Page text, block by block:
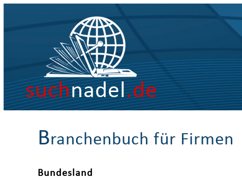
suchnadel.de
Branchenbuch für Firmen
Bundesland